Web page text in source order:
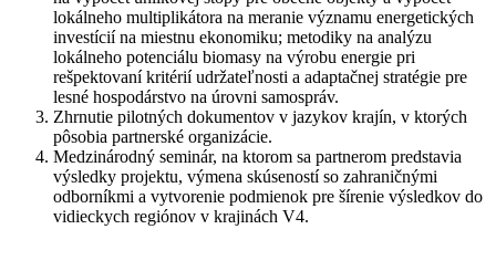
lokálneho multiplikátora na meranie významu energetických
investícií na miestnu ekonomiku; metodiky na analýzu
lokálneho potenciálu biomasy na výrobu energie pri
rešpektovaní kritérií udržateľnosti a adaptačnej stratégie pre
lesné hospodárstvo na úrovni samospráv.
Zhrnutie pilotných dokumentov v jazykov krajín, v ktorých
pôsobia partnerské organizácie.
Medzinárodný seminár, na ktorom sa partnerom predstavia
výsledky projektu, výmena skúseností so zahraničnými
odborníkmi a vytvorenie podmienok pre šírenie výsledkov do
vidieckych regiónov v krajinách V4.